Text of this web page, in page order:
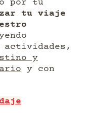
por tu
tu viaje
y
y con